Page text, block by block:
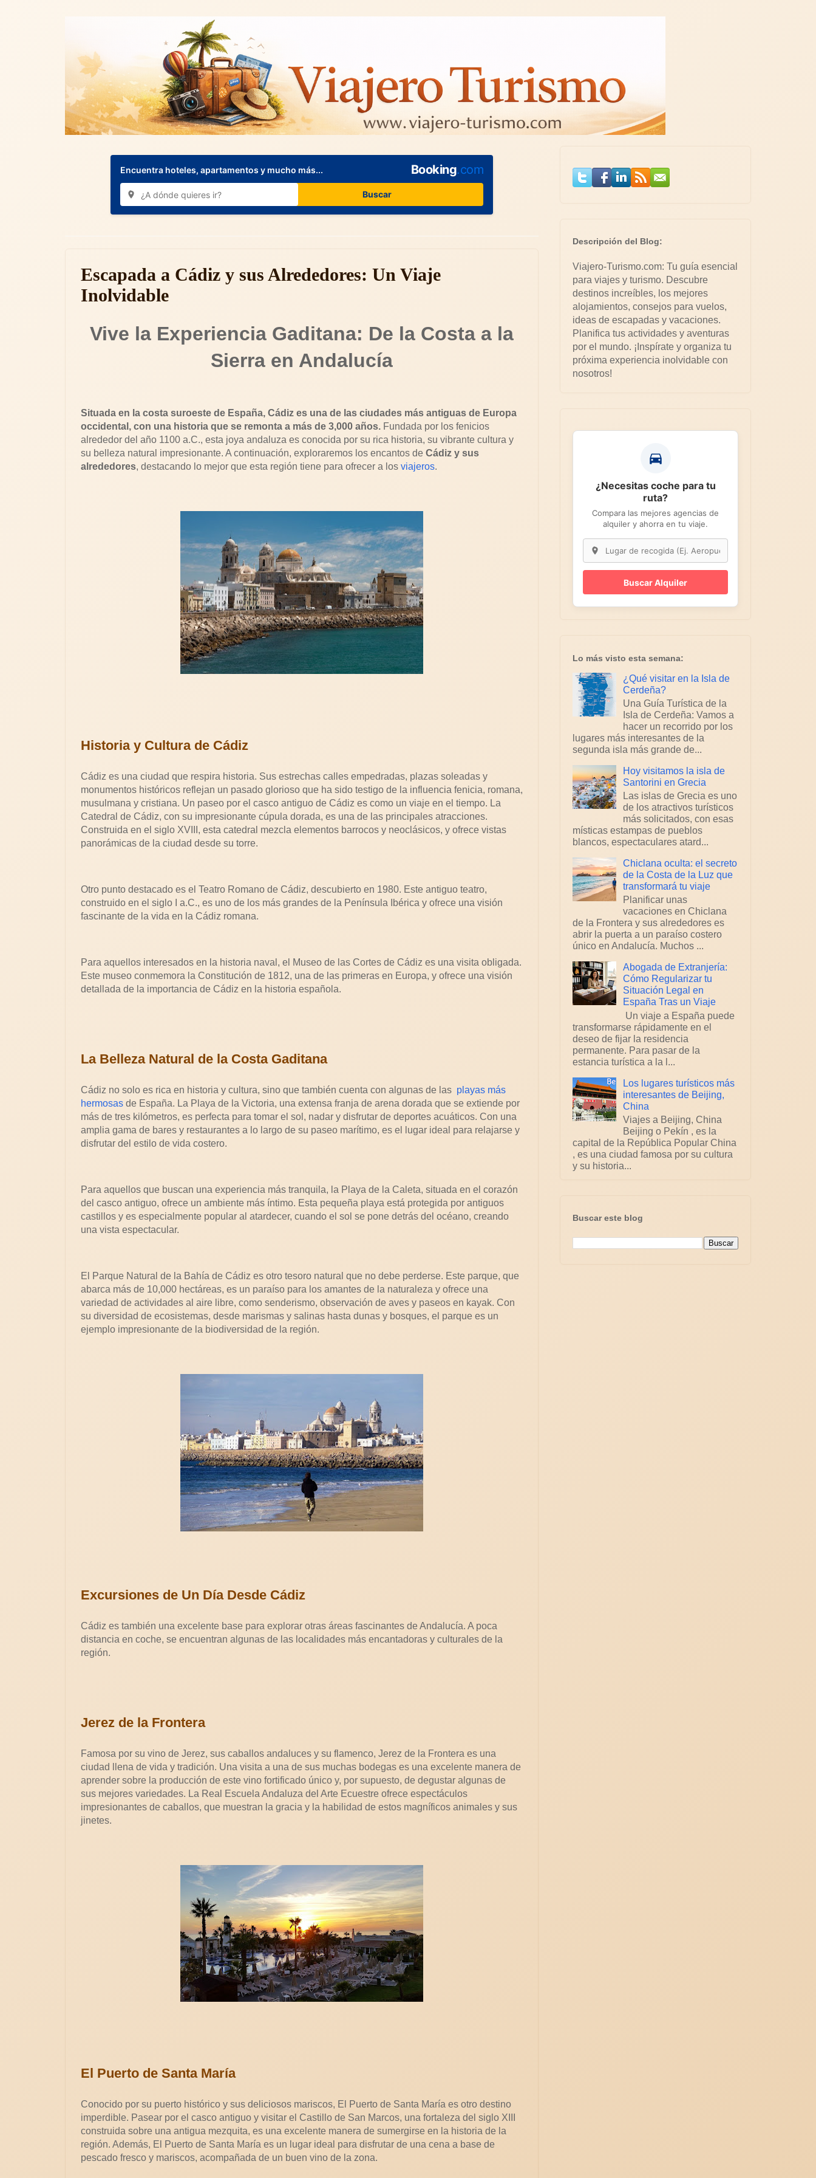
Encuentra hoteles, apartamentos y mucho más... Booking.com
Buscar
Escapada a Cádiz y sus Alrededores: Un Viaje
Inolvidable
Vive la Experiencia Gaditana: De la Costa a la
Sierra en Andalucía
Situada en la costa suroeste de España, Cádiz es una de las ciudades más antiguas de Europa
occidental, con una historia que se remonta a más de 3,000 años. Fundada por los fenicios
alrededor del año 1100 a.C., esta joya andaluza es conocida por su rica historia, su vibrante cultura y
su belleza natural impresionante. A continuación, exploraremos los encantos de Cádiz y sus
alrededores, destacando lo mejor que esta región tiene para ofrecer a los viajeros.
Historia y Cultura de Cádiz
Cádiz es una ciudad que respira historia. Sus estrechas calles empedradas, plazas soleadas y
monumentos históricos reflejan un pasado glorioso que ha sido testigo de la influencia fenicia, romana,
musulmana y cristiana. Un paseo por el casco antiguo de Cádiz es como un viaje en el tiempo. La
Catedral de Cádiz, con su impresionante cúpula dorada, es una de las principales atracciones.
Construida en el siglo XVIII, esta catedral mezcla elementos barrocos y neoclásicos, y ofrece vistas
panorámicas de la ciudad desde su torre.
Otro punto destacado es el Teatro Romano de Cádiz, descubierto en 1980. Este antiguo teatro,
construido en el siglo I a.C., es uno de los más grandes de la Península Ibérica y ofrece una visión
fascinante de la vida en la Cádiz romana.
Para aquellos interesados en la historia naval, el Museo de las Cortes de Cádiz es una visita obligada.
Este museo conmemora la Constitución de 1812, una de las primeras en Europa, y ofrece una visión
detallada de la importancia de Cádiz en la historia española.
La Belleza Natural de la Costa Gaditana
Cádiz no solo es rica en historia y cultura, sino que también cuenta con algunas de las playas más
hermosas de España. La Playa de la Victoria, una extensa franja de arena dorada que se extiende por
más de tres kilómetros, es perfecta para tomar el sol, nadar y disfrutar de deportes acuáticos. Con una
amplia gama de bares y restaurantes a lo largo de su paseo marítimo, es el lugar ideal para relajarse y
disfrutar del estilo de vida costero.
Para aquellos que buscan una experiencia más tranquila, la Playa de la Caleta, situada en el corazón
del casco antiguo, ofrece un ambiente más íntimo. Esta pequeña playa está protegida por antiguos
castillos y es especialmente popular al atardecer, cuando el sol se pone detrás del océano, creando
una vista espectacular.
El Parque Natural de la Bahía de Cádiz es otro tesoro natural que no debe perderse. Este parque, que
abarca más de 10,000 hectáreas, es un paraíso para los amantes de la naturaleza y ofrece una
variedad de actividades al aire libre, como senderismo, observación de aves y paseos en kayak. Con
su diversidad de ecosistemas, desde marismas y salinas hasta dunas y bosques, el parque es un
ejemplo impresionante de la biodiversidad de la región.
Excursiones de Un Día Desde Cádiz
Cádiz es también una excelente base para explorar otras áreas fascinantes de Andalucía. A poca
distancia en coche, se encuentran algunas de las localidades más encantadoras y culturales de la
región.
Jerez de la Frontera
Famosa por su vino de Jerez, sus caballos andaluces y su flamenco, Jerez de la Frontera es una
ciudad llena de vida y tradición. Una visita a una de sus muchas bodegas es una excelente manera de
aprender sobre la producción de este vino fortificado único y, por supuesto, de degustar algunas de
sus mejores variedades. La Real Escuela Andaluza del Arte Ecuestre ofrece espectáculos
impresionantes de caballos, que muestran la gracia y la habilidad de estos magníficos animales y sus
jinetes.
El Puerto de Santa María
Conocido por su puerto histórico y sus deliciosos mariscos, El Puerto de Santa María es otro destino
imperdible. Pasear por el casco antiguo y visitar el Castillo de San Marcos, una fortaleza del siglo XIII
construida sobre una antigua mezquita, es una excelente manera de sumergirse en la historia de la
región. Además, El Puerto de Santa María es un lugar ideal para disfrutar de una cena a base de
pescado fresco y mariscos, acompañada de un buen vino de la zona.
Descripción del Blog:
Viajero-Turismo.com: Tu guía esencial
para viajes y turismo. Descubre
destinos increíbles, los mejores
alojamientos, consejos para vuelos,
ideas de escapadas y vacaciones.
Planifica tus actividades y aventuras
por el mundo. ¡Inspírate y organiza tu
próxima experiencia inolvidable con
nosotros!
¿Necesitas coche para tu
ruta?
Compara las mejores agencias de
alquiler y ahorra en tu viaje.
Buscar Alquiler
Lo más visto esta semana:
¿Qué visitar en la Isla de
Cerdeña?
Una Guía Turística de la
Isla de Cerdeña: Vamos a
hacer un recorrido por los
lugares más interesantes de la
segunda isla más grande de...
Hoy visitamos la isla de
Santorini en Grecia
Las islas de Grecia es uno
de los atractivos turísticos
más solicitados, con esas
místicas estampas de pueblos
blancos, espectaculares atard...
Chiclana oculta: el secreto
de la Costa de la Luz que
transformará tu viaje
Planificar unas
vacaciones en Chiclana
de la Frontera y sus alrededores es
abrir la puerta a un paraíso costero
único en Andalucía. Muchos ...
Abogada de Extranjería:
Cómo Regularizar tu
Situación Legal en
España Tras un Viaje
Un viaje a España puede
transformarse rápidamente en el
deseo de fijar la residencia
permanente. Para pasar de la
estancia turística a la l...
Los lugares turísticos más
interesantes de Beijing,
China
Viajes a Beijing, China
Beijing o Pekín , es la
capital de la República Popular China
, es una ciudad famosa por su cultura
y su historia...
Buscar este blog